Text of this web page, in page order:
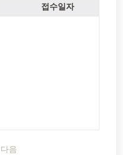
접수일자
다음